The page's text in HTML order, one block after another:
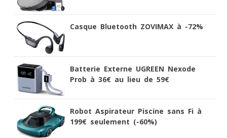
Casque Bluetooth ZOVIMAX à -72%
Batterie Externe UGREEN Nexode
Prob à 36€ au lieu de 59€
Robot Aspirateur Piscine sans Fi à
199€ seulement (-60%)